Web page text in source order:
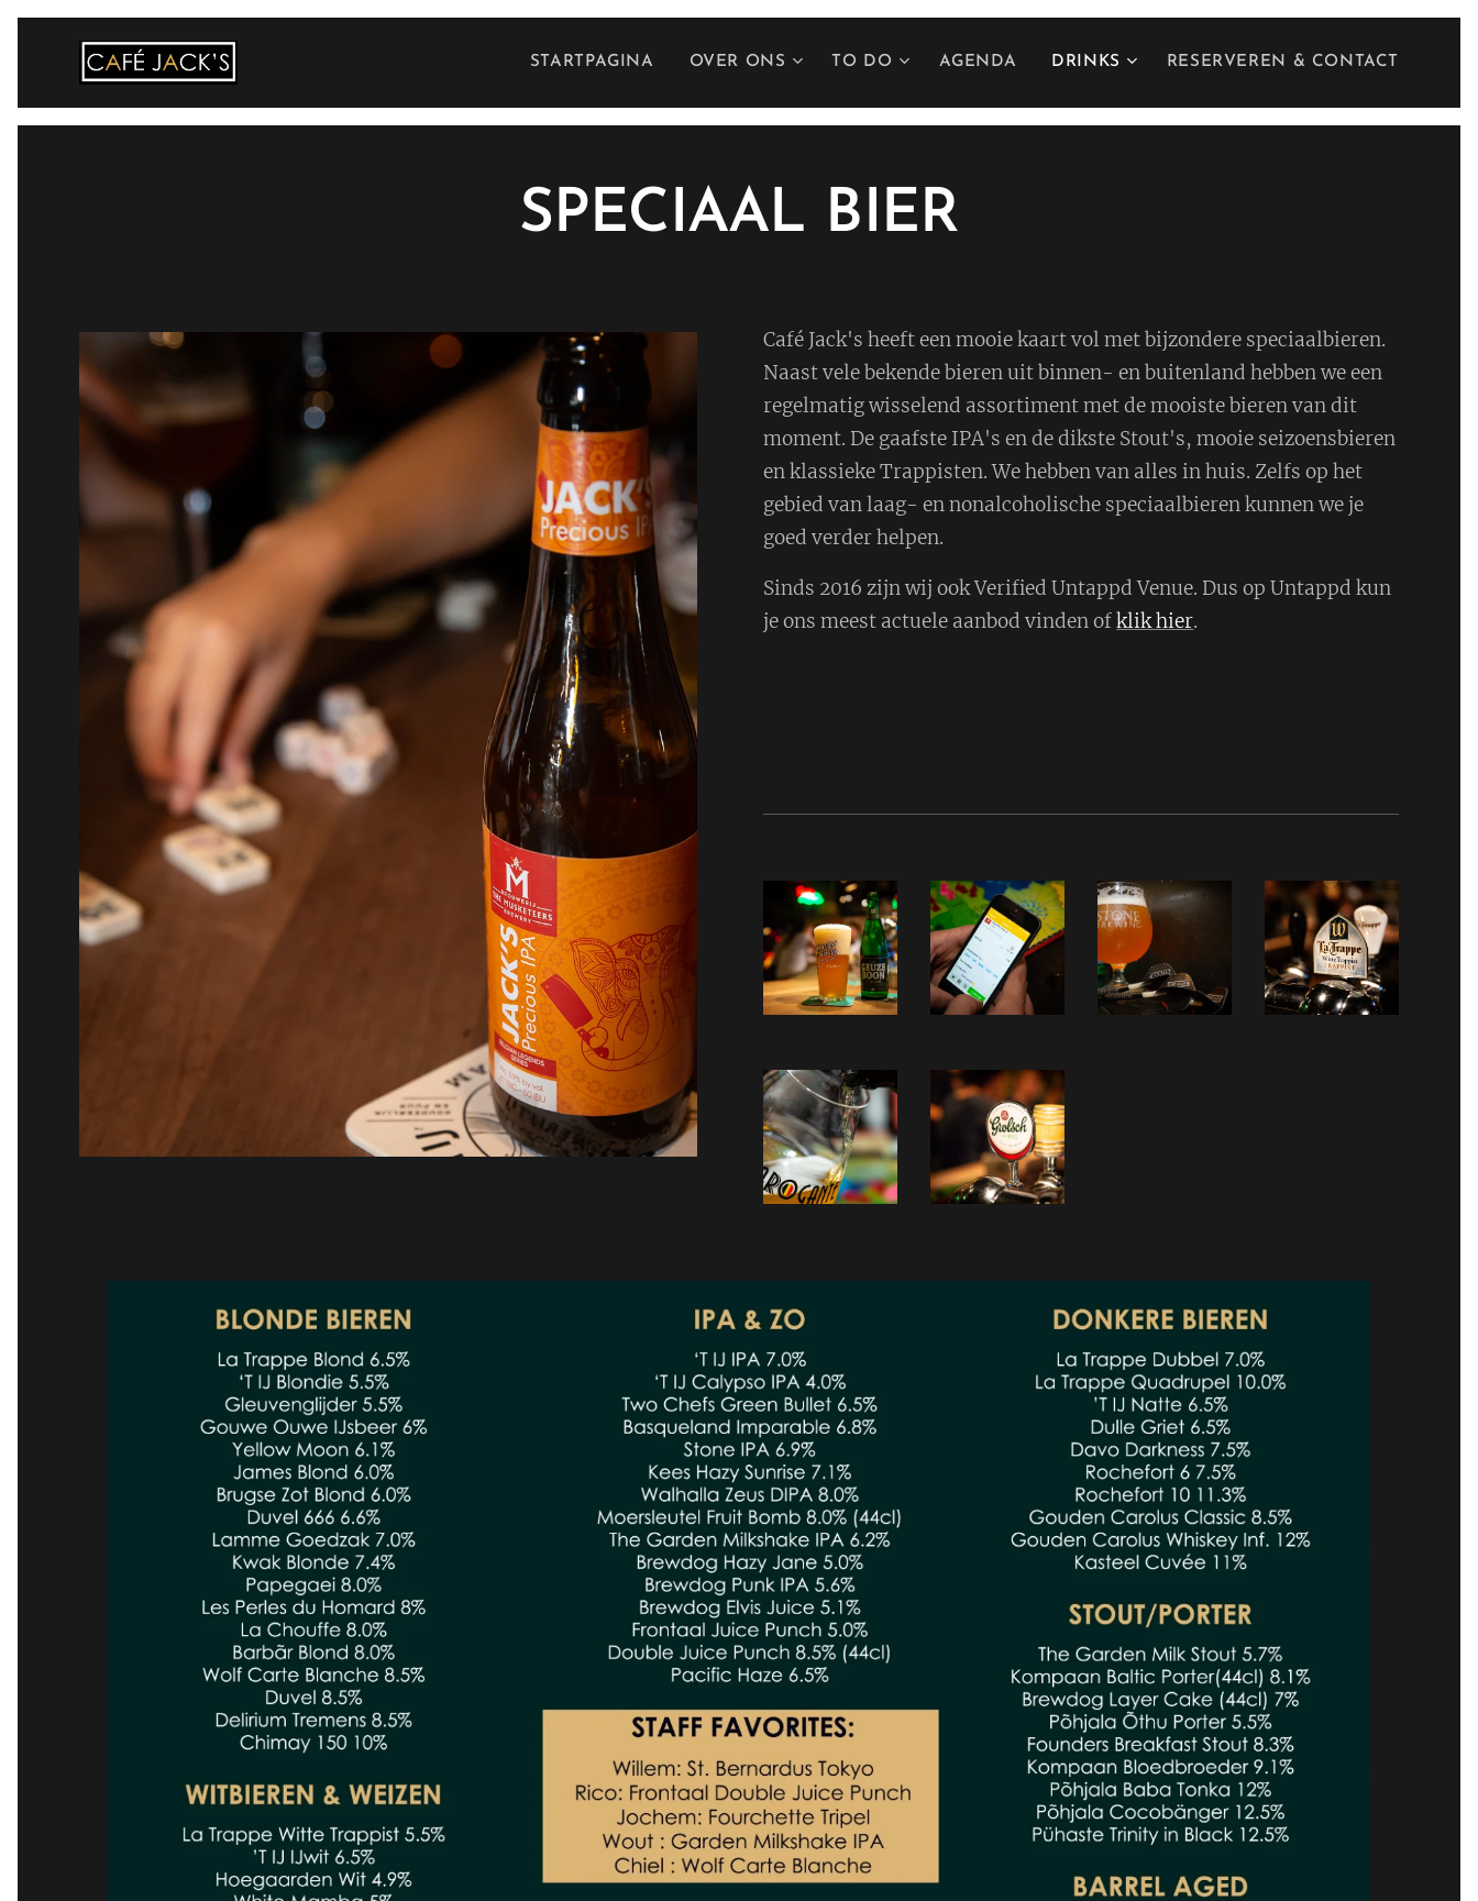
STARTPAGINA OVER ONS TO DO AGENDA DRINKS RESERVEREN & CONTACT
SPECIAAL BIER
Café Jack's heeft een mooie kaart vol met bijzondere speciaalbieren.
Naast vele bekende bieren uit binnen- en buitenland hebben we een
regelmatig wisselend assortiment met de mooiste bieren van dit
moment. De gaafste IPA's en de dikste Stout's, mooie seizoensbieren
en klassieke Trappisten. We hebben van alles in huis. Zelfs op het
gebied van laag- en nonalcoholische speciaalbieren kunnen we je
goed verder helpen.
Sinds 2016 zijn wij ook Verified Untappd Venue. Dus op Untappd kun
je ons meest actuele aanbod vinden ofklik hier.